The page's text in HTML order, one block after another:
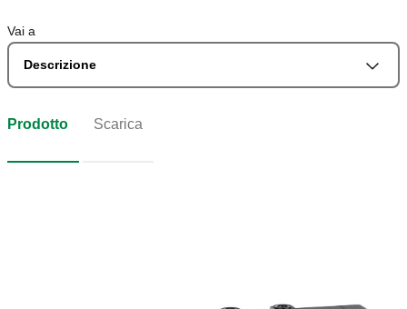
Vai a
Descrizione
Prodotto Scarica